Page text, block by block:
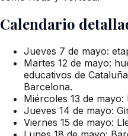
Calendario
Jueves 7 de mayo:
Martes 12 de mayo:
educativos de
Barcelona.
Miércoles 13 de
Jueves 14 de mayo:
Viernes 15 de mayo: